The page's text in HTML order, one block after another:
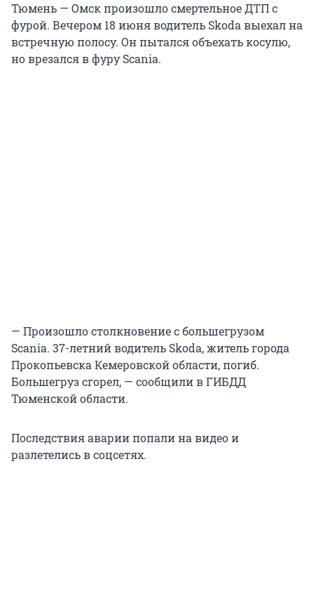
Тюмень — Омск произошло смертельное ДТП с
фурой. Вечером 18 июня водитель Skoda выехал на
встречную полосу. Он пытался объехать косулю,
но врезался в фуру Scania.
— Произошло столкновение с большегрузом
Scania. 37-летний водитель Skoda, житель города
Прокопьевска Кемеровской области, погиб.
Большегруз сгорел, — сообщили в ГИБДД
Тюменской области.
Последствия аварии попали на видео и
разлетелись в соцсетях.